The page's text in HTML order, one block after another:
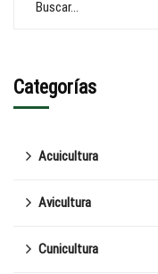
Categorías
Acuicultura
Avicultura
Cunicultura